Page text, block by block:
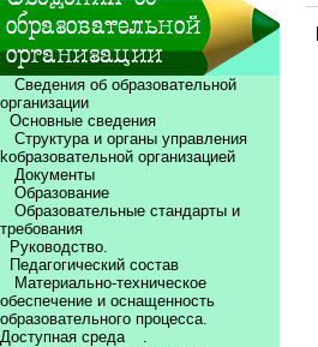
Сведения об образовательной
организации
Основные сведения
Структура и органы управления
kобразовательной организацией
Документы
Образование
Образовательные стандарты и
требования
Руководство.
Педагогический состав
Материально-техническое
обеспечение и оснащенность
образовательного процесса.
Доступная среда
.